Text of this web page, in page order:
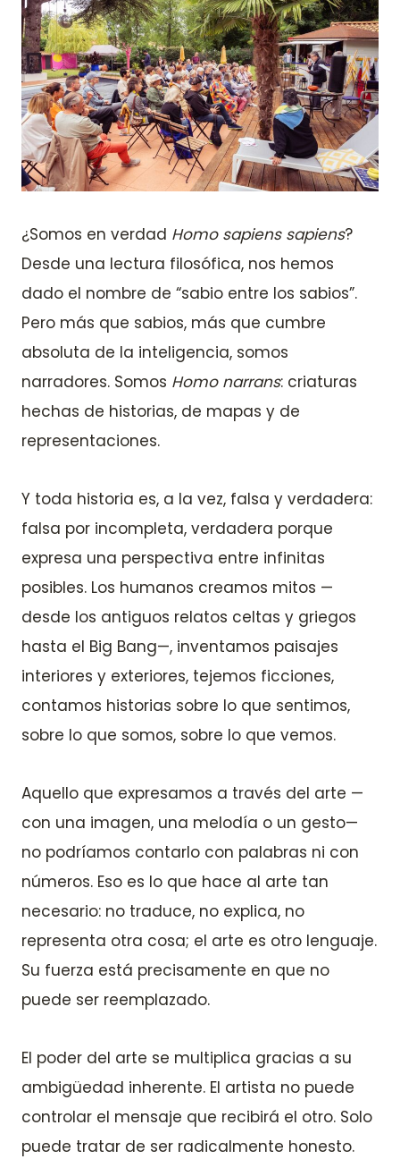
¿Somos en verdad Homo sapiens sapiens?
Desde una lectura filosófica, nos hemos
dado el nombre de “sabio entre los sabios”.
Pero más que sabios, más que cumbre
absoluta de la inteligencia, somos
narradores. Somos Homo narrans: criaturas
hechas de historias, de mapas y de
representaciones.
Y toda historia es, a la vez, falsa y verdadera:
falsa por incompleta, verdadera porque
expresa una perspectiva entre infinitas
posibles. Los humanos creamos mitos —
desde los antiguos relatos celtas y griegos
hasta el Big Bang—, inventamos paisajes
interiores y exteriores, tejemos ficciones,
contamos historias sobre lo que sentimos,
sobre lo que somos, sobre lo que vemos.
Aquello que expresamos a través del arte —
con una imagen, una melodía o un gesto—
no podríamos contarlo con palabras ni con
números. Eso es lo que hace al arte tan
necesario: no traduce, no explica, no
representa otra cosa; el arte es otro lenguaje.
Su fuerza está precisamente en que no
puede ser reemplazado.
El poder del arte se multiplica gracias a su
ambigüedad inherente. El artista no puede
controlar el mensaje que recibirá el otro. Solo
puede tratar de ser radicalmente honesto.